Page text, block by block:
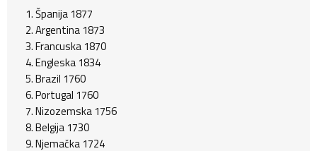
Španija 1877
Argentina 1873
Francuska 1870
Engleska 1834
Brazil 1760
Portugal 1760
Nizozemska 1756
Belgija 1730
Njemačka 1724